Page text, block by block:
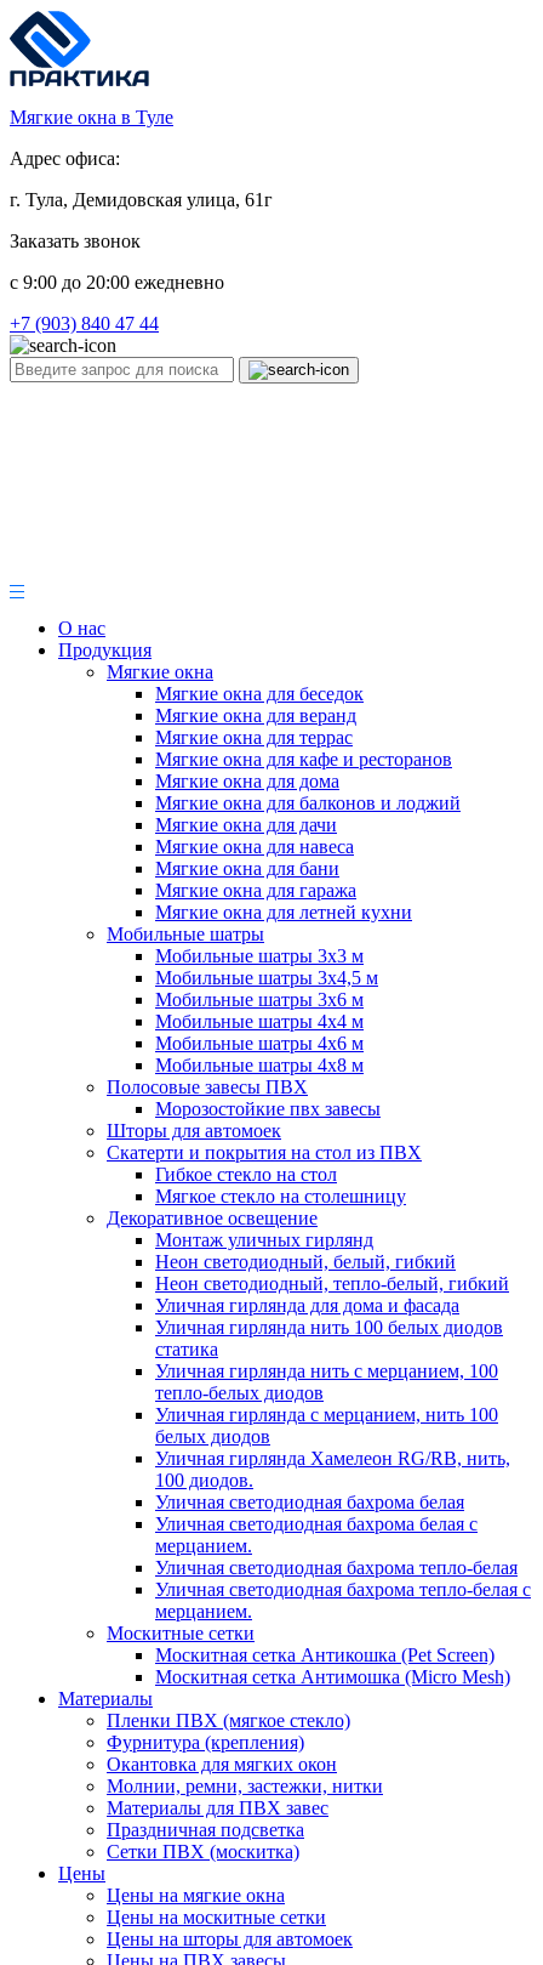
Мягкие окна в Туле
Адрес офиса:
г. Тула, Демидовская улица, 61г
Заказать звонок
c 9:00 до 20:00 ежедневно
+7 (903) 840 47 44
О нас
Продукция
Мягкие окна
Мягкие окна для беседок
Мягкие окна для веранд
Мягкие окна для террас
Мягкие окна для кафе и ресторанов
Мягкие окна для дома
Мягкие окна для балконов и лоджий
Мягкие окна для дачи
Мягкие окна для навеса
Мягкие окна для бани
Мягкие окна для гаража
Мягкие окна для летней кухни
Мобильные шатры
Мобильные шатры 3х3 м
Мобильные шатры 3х4,5 м
Мобильные шатры 3х6 м
Мобильные шатры 4х4 м
Мобильные шатры 4х6 м
Мобильные шатры 4х8 м
Полосовые завесы ПВХ
Морозостойкие пвх завесы
Шторы для автомоек
Скатерти и покрытия на стол из ПВХ
Гибкое стекло на стол
Мягкое стекло на столешницу
Декоративное освещение
Монтаж уличных гирлянд
Неон светодиодный, белый, гибкий
Неон светодиодный, тепло-белый, гибкий
Уличная гирлянда для дома и фасада
Уличная гирлянда нить 100 белых диодов
статика
Уличная гирлянда нить с мерцанием, 100
тепло-белых диодов
Уличная гирлянда с мерцанием, нить 100
белых диодов
Уличная гирлянда Хамелеон RG/RB, нить,
100 диодов.
Уличная светодиодная бахрома белая
Уличная светодиодная бахрома белая с
мерцанием.
Уличная светодиодная бахрома тепло-белая
Уличная светодиодная бахрома тепло-белая с
мерцанием.
Москитные сетки
Москитная сетка Антикошка (Pet Screen)
Москитная сетка Антимошка (Micro Mesh)
Материалы
Пленки ПВХ (мягкое стекло)
Фурнитура (крепления)
Окантовка для мягких окон
Молнии, ремни, застежки, нитки
Материалы для ПВХ завес
Праздничная подсветка
Сетки ПВХ (москитка)
Цены
Цены на мягкие окна
Цены на москитные сетки
Цены на шторы для автомоек
Цены на ПВХ завесы